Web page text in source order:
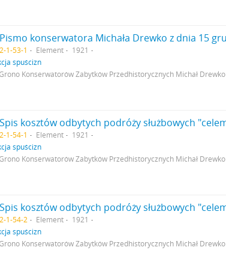
1-53-1 Element
1921
spuścizn
Konserwatorów Zabytków Przedhistorycznych Michał Drewko
1-54-1 Element
1921
spuścizn
Konserwatorów Zabytków Przedhistorycznych Michał Drewko
1-54-2 Element
1921
spuścizn
Konserwatorów Zabytków Przedhistorycznych Michał Drewko